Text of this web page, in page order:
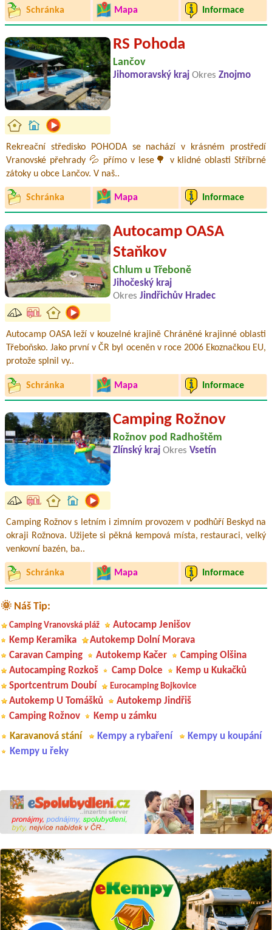
Schránka Mapa Informace
RS Pohoda
Lančov
Jihomoravský kraj Okres Znojmo
Rekreační středisko POHODA se nachází v krásném prostředí
Vranovské přehrady 💦 přímo v lese🌳 v klidné oblasti Stříbrné
zátoky u obce Lančov. V naš..
Schránka Mapa Informace
Autocamp OASA
Staňkov
Chlum u Třeboně
Jihočeský kraj
Okres Jindřichův Hradec
Autocamp OASA leží v kouzelné krajině Chráněné krajinné oblasti
Třeboňsko. Jako první v ČR byl oceněn v roce 2006 Ekoznačkou EU,
protože splnil vy..
Schránka Mapa Informace
Camping Rožnov
Rožnov pod Radhoštěm
Zlínský kraj Okres Vsetín
Camping Rožnov s letním i zimním provozem v podhůří Beskyd na
okraji Rožnova. Užijete si pěkná kempová místa, restauraci, velký
venkovní bazén, ba..
Schránka Mapa Informace
🌞 Náš Tip:
Camping Vranovská pláž
Autocamp Jenišov
Kemp Keramika
Autokemp Dolní Morava
Caravan Camping
Autokemp Kačer
Camping Olšina
Autocamping Rozkoš
Camp Dolce
Kemp u Kukačků
Sportcentrum Doubí
Eurocamping Bojkovice
Autokemp U Tomášků
Autokemp Jindřiš
Camping Rožnov
Kemp u zámku
Karavanová stání
Kempy a rybaření
Kempy u koupání
Kempy u řeky